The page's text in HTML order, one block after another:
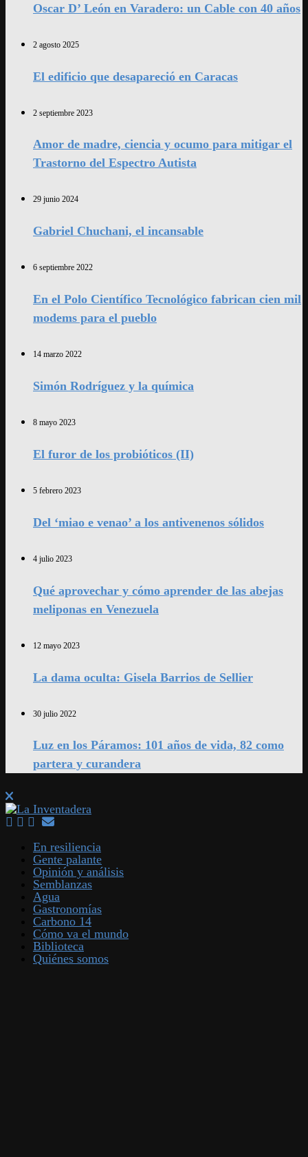
Oscar D’ León en Varadero: un Cable con 40 años
2 agosto 2025
El edificio que desapareció en Caracas
2 septiembre 2023
Amor de madre, ciencia y ocumo para mitigar el
Trastorno del Espectro Autista
29 junio 2024
Gabriel Chuchani, el incansable
6 septiembre 2022
En el Polo Científico Tecnológico fabrican cien mil
modems para el pueblo
14 marzo 2022
Simón Rodríguez y la química
8 mayo 2023
El furor de los probióticos (II)
5 febrero 2023
Del ‘miao e venao’ a los antivenenos sólidos
4 julio 2023
Qué aprovechar y cómo aprender de las abejas
meliponas en Venezuela
12 mayo 2023
La dama oculta: Gisela Barrios de Sellier
30 julio 2022
Luz en los Páramos: 101 años de vida, 82 como
partera y curandera
En resiliencia
Gente palante
Opinión y análisis
Semblanzas
Agua
Gastronomías
Carbono 14
Cómo va el mundo
Biblioteca
Quiénes somos